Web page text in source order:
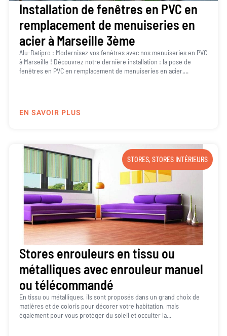
Installation de fenêtres en PVC en
remplacement de menuiseries en
acier à Marseille 3ème
Alu-Batipro : Modernisez vos fenêtres avec nos menuiseries en PVC
à Marseille ! Découvrez notre dernière installation : la pose de
fenêtres en PVC en remplacement de menuiseries en acier,...
EN SAVOIR PLUS
STORES,STORES INTÉRIEURS
Stores enrouleurs en tissu ou
métalliques avec enrouleur manuel
ou télécommandé
En tissu ou métalliques, ils sont proposés dans un grand choix de
matières et de coloris pour décorer votre habitation, mais
également pour vous protéger du soleil et occulter la...